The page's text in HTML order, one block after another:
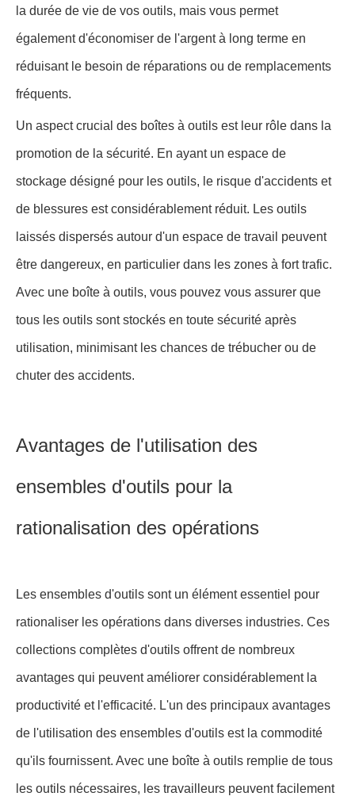
la durée de vie de vos outils, mais vous permet
également d'économiser de l'argent à long terme en
réduisant le besoin de réparations ou de remplacements
fréquents.
Un aspect crucial des boîtes à outils est leur rôle dans la
promotion de la sécurité. En ayant un espace de
stockage désigné pour les outils, le risque d'accidents et
de blessures est considérablement réduit. Les outils
laissés dispersés autour d'un espace de travail peuvent
être dangereux, en particulier dans les zones à fort trafic.
Avec une boîte à outils, vous pouvez vous assurer que
tous les outils sont stockés en toute sécurité après
utilisation, minimisant les chances de trébucher ou de
chuter des accidents.
Avantages de l'utilisation des
ensembles d'outils pour la
rationalisation des opérations
Les ensembles d'outils sont un élément essentiel pour
rationaliser les opérations dans diverses industries. Ces
collections complètes d'outils offrent de nombreux
avantages qui peuvent améliorer considérablement la
productivité et l'efficacité. L'un des principaux avantages
de l'utilisation des ensembles d'outils est la commodité
qu'ils fournissent. Avec une boîte à outils remplie de tous
les outils nécessaires, les travailleurs peuvent facilement